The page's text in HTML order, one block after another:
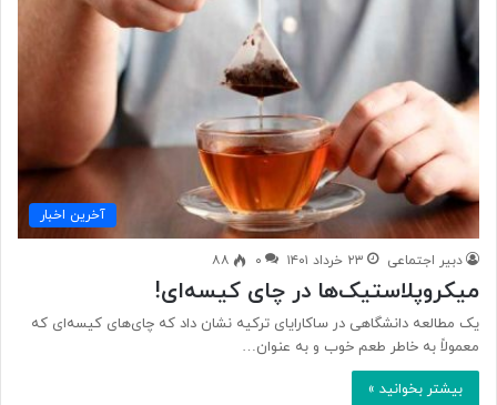
آخرین اخبار
دبیر اجتماعی ۲۳ خرداد ۱۴۰۱ ۰ ۸۸
میکروپلاستیک‌ها در چای کیسه‌ای!
یک مطالعه دانشگاهی در ساکارایای ترکیه نشان داد که چای‌های کیسه‌ای که
معمولاً به خاطر طعم خوب و به عنوان…
بیشتر بخوانید »